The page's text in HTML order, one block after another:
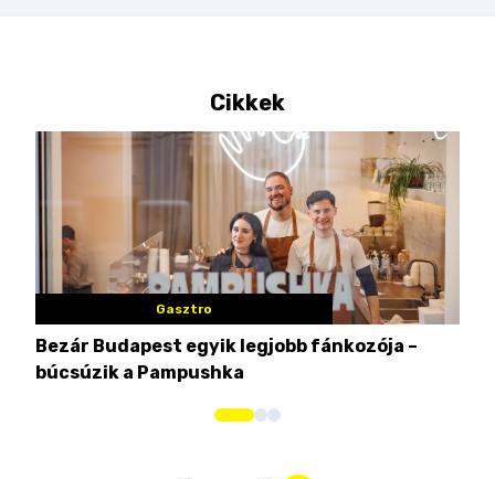
Cikkek
Gasztro
Bezár Budapest egyik legjobb fánkozója –
búcsúzik a Pampushka